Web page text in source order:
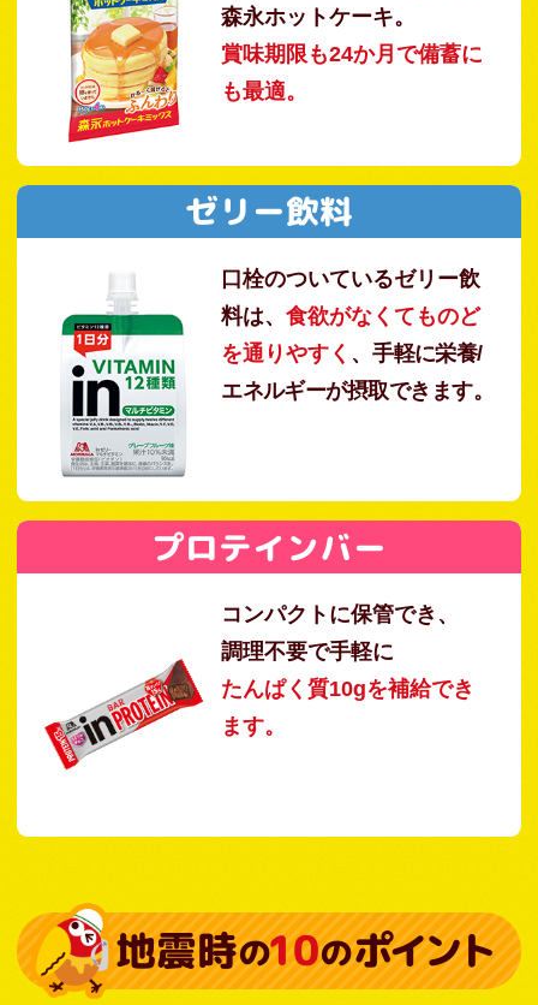
森永ホットケーキ。
賞味期限も24か月で備蓄に
も最適。
ゼリー飲料
口栓のついているゼリー飲
料は、食欲がなくてものど
を通りやすく 、手軽に栄養/
エネルギーが摂取できます。
プロテインバー
コンパクトに保管でき、
調理不要で手軽に
たんぱく質10gを補給でき
ます。
地震時の10のポイント